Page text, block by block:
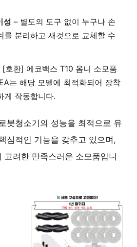
성 – 별도의 도구 없이 누구나 손
를 분리하고 새것으로 교체할 수
[호환] 에코백스 T10 옴니 소모품
는 해당 모델에 최적화되어 장착
게 작동합니다.
봇청소기의 성능을 최적으로 유
심적인 기능을 갖추고 있으며,
고려한 만족스러운 소모품입니